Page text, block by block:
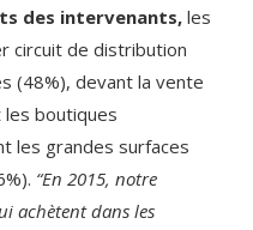
des intervenants, les
circuit de distribution
(48%), devant la vente
boutiques
les grandes surfaces
“En 2015, notre
achètent dans les